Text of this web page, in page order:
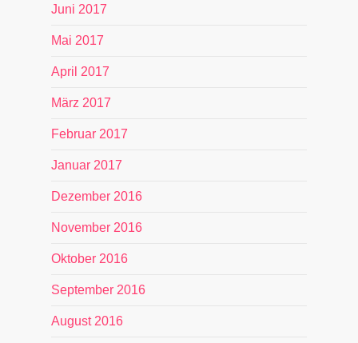
Juni 2017
Mai 2017
April 2017
März 2017
Februar 2017
Januar 2017
Dezember 2016
November 2016
Oktober 2016
September 2016
August 2016